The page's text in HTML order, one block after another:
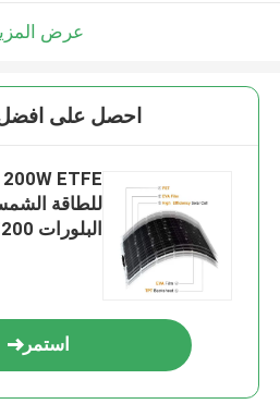
عرض
احصل على
البلورات FTET200
استمر